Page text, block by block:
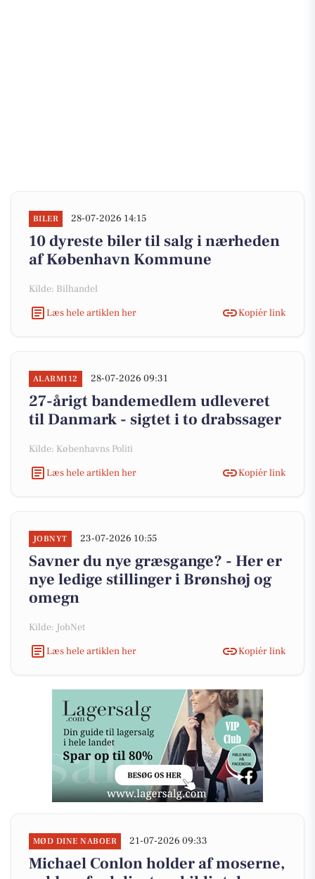
BILER 28-07-2026 14:15
10 dyreste biler til salg i nærheden
af København Kommune
Kilde: Bilhandel
Læs hele artiklen her
Kopiér link
ALARM112 28-07-2026 09:31
27-årigt bandemedlem udleveret
til Danmark - sigtet i to drabssager
Kilde: Københavns Politi
Læs hele artiklen her
Kopiér link
JOBNYT 23-07-2026 10:55
Savner du nye græsgange? - Her er
nye ledige stillinger i Brønshøj og
omegn
Kilde: JobNet
Læs hele artiklen her
Kopiér link
MØD DINE NABOER 21-07-2026 09:33
Michael Conlon holder af moserne,